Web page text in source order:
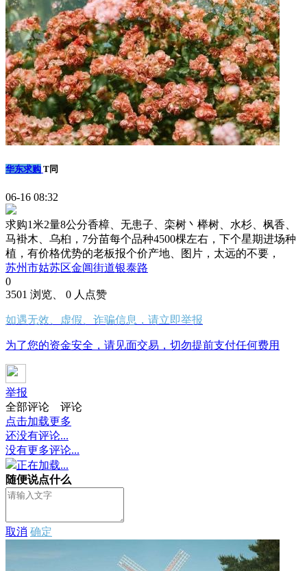
华东求购 T同
06-16 08:32
求购1米2量8公分香樟、无患子、栾树丶榉树、水杉、枫香、
马褂木、乌桕，7分苗每个品种4500棵左右，下个星期进场种
植，有价格优势的老板报个价产地、图片，太远的不要，
苏州市姑苏区金阊街道银泰路
0
3501 浏览、 0 人点赞
如遇无效、虚假、诈骗信息，请立即举报
为了您的资金安全，请见面交易，切勿提前支付任何费用
举报
全部评论
评论
点击加载更多
还没有评论...
没有更多评论...
正在加载...
随便说点什么
取消 确定